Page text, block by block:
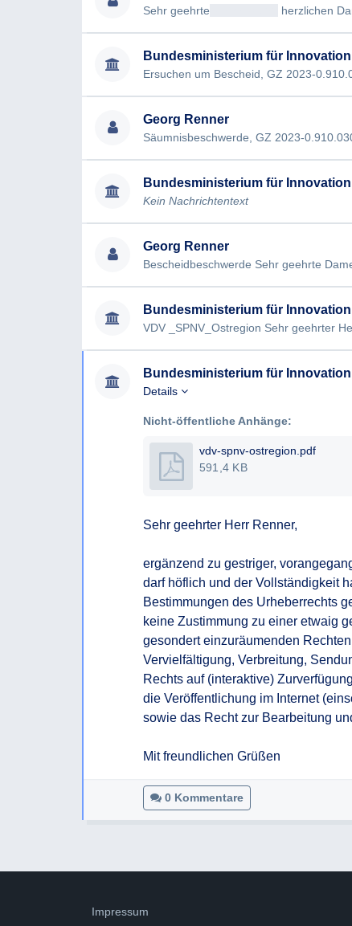
Sehr geehrte
herzlichen Dank
Bundesministerium für
Georg Renner
Säumnisbeschwerde, GZ 2023-
Bundesministerium für
Kein Nachrichtentext
Georg Renner
Bundesministerium für
Bundesministerium für
Details
Nicht-öffentliche Anhänge:
vdv-spnv-ostregion.pdf
591,4 KB
Sehr geehrter Herr Renner,
ergänzend zu gestriger,
darf höflich und der Vollständigkeit
Bestimmungen des Urheberrechts
keine Zustimmung zu einer etwaig
gesondert einzuräumenden
Vervielfältigung, Verbreitung,
Rechts auf (interaktive)
die Veröffentlichung im Internet
sowie das Recht zur Bearbeitung
Mit freundlichen Grüßen
0 Kommentare
Impressum